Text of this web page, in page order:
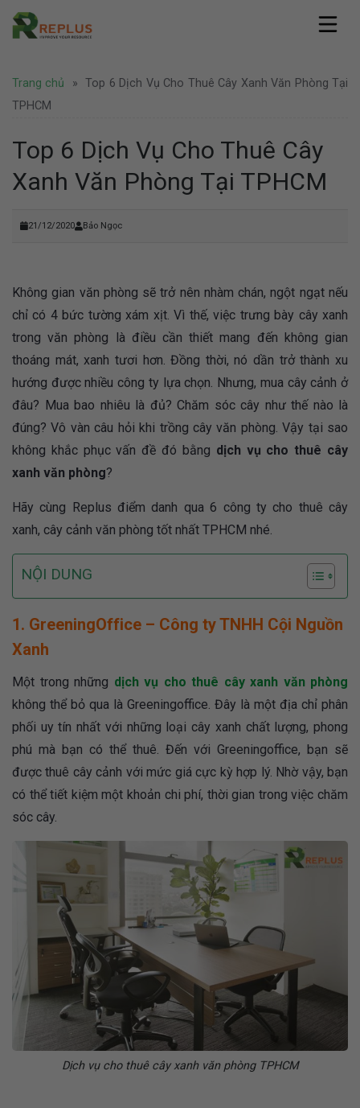
Skip
Giới thiệu
Hồ sơ năng lực
Coworking Space
Thuê chỗ ngồi làm việc
Thành lập công ty
Thành lập công ty nước ngoài
Tư vấn pháp lý
Tin tức
Văn phòng
Khuyến mãi
Hình ảnh
Địa điểm Hà Nội
Liên hệ
Trang chủ »
Top 6 Dịch Vụ Cho Thuê Cây Xanh Văn Phòng Tại
TPHCM
Top 6 Dịch Vụ Cho Thuê Cây
Xanh Văn Phòng Tại TPHCM
21/12/2020 Bảo Ngọc
Không gian văn phòng sẽ trở nên nhàm chán, ngột ngạt nếu
chỉ có 4 bức tường xám xịt. Vì thế, việc trưng bày cây xanh
trong văn phòng là điều cần thiết mang đến không gian
thoáng mát, xanh tươi hơn. Đồng thời, nó dần trở thành xu
hướng được nhiều công ty lựa chọn. Nhưng, mua cây cảnh ở
đâu? Mua bao nhiêu là đủ? Chăm sóc cây như thế nào là
đúng? Vô vàn câu hỏi khi trồng cây văn phòng. Vậy tại sao
không khắc phục vấn đề đó bằng dịch vụ cho thuê cây
xanh văn phòng?
Hãy cùng Replus điểm danh qua 6 công ty cho thuê cây
xanh, cây cảnh văn phòng tốt nhất TPHCM nhé.
NỘI DUNG
1. GreeningOffice – Công ty TNHH Cội Nguồn
Xanh
Một trong những dịch vụ cho thuê cây xanh văn phòng
không thể bỏ qua là Greeningoffice. Đây là một địa chỉ phân
phối uy tín nhất với những loại cây xanh chất lượng, phong
phú mà bạn có thể thuê. Đến với Greeningoffice, bạn sẽ
được thuê cây cảnh với mức giá cực kỳ hợp lý. Nhờ vậy, bạn
có thể tiết kiệm một khoản chi phí, thời gian trong việc chăm
sóc cây.
Dịch vụ cho thuê cây xanh văn phòng TPHCM